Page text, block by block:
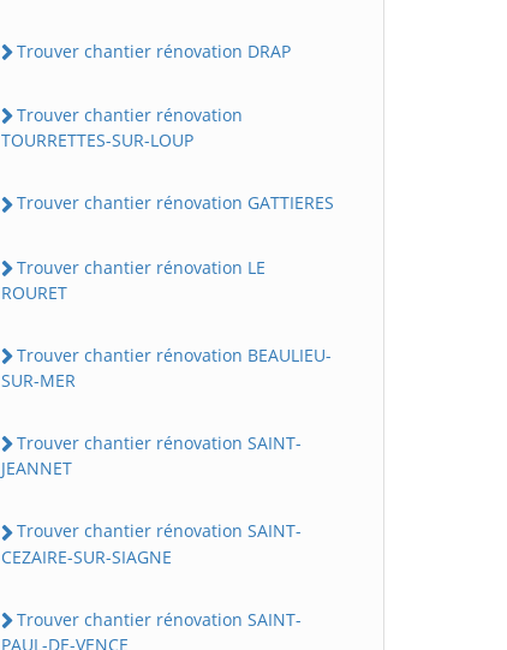
Trouver chantier rénovation DRAP
Trouver chantier rénovation
TOURRETTES-SUR-LOUP
Trouver chantier rénovation GATTIERES
Trouver chantier rénovation LE
ROURET
Trouver chantier rénovation BEAULIEU-
SUR-MER
Trouver chantier rénovation SAINT-
JEANNET
Trouver chantier rénovation SAINT-
CEZAIRE-SUR-SIAGNE
Trouver chantier rénovation SAINT-
PAUL-DE-VENCE